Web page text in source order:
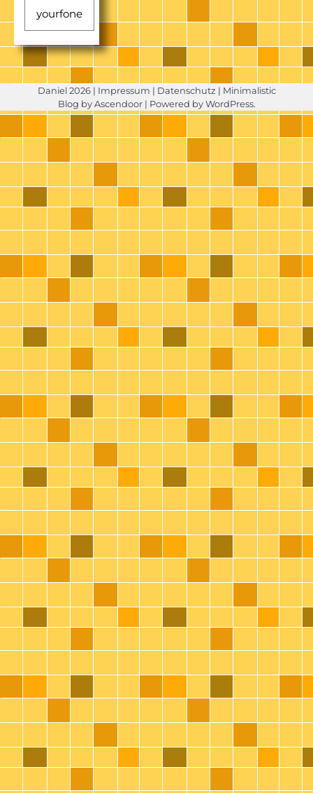
yourfone
Daniel 2026 | Impressum | Datenschutz | Minimalistic
Blog byAscendoor| Powered byWordPress.